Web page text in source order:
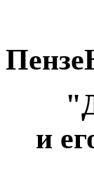
и